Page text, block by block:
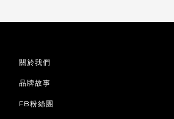
關於我們
品牌故事
FB粉絲團